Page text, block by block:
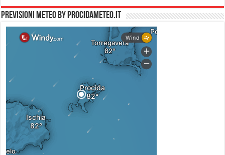
PREVISIONI METEO by PROCIDAMETEO.IT